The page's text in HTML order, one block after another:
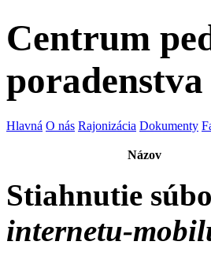
Centrum
Hlavná O nás Rajonizácia Dokumenty
Názov
Stiahnutie
internetu-